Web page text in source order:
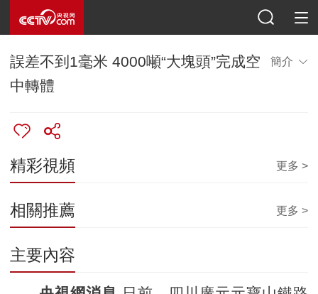
誤差不到1毫米 4000噸“大塊頭”完成空
中轉體
簡介
精彩視頻 更多 >
相關推薦 更多 >
主要內容